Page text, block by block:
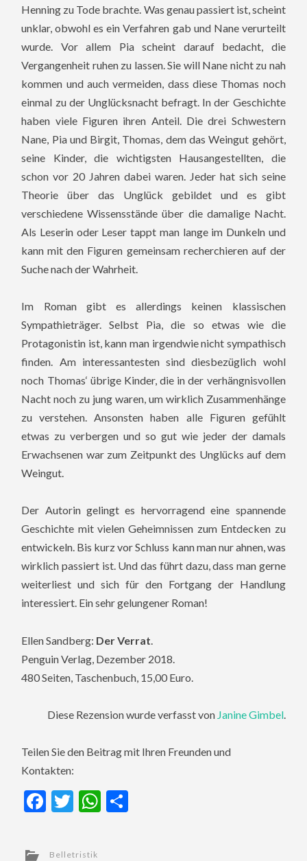
Henning zu Tode brachte. Was genau passiert ist, scheint
unklar, obwohl es ein Verfahren gab und Nane verurteilt
wurde. Vor allem Pia scheint darauf bedacht, die
Vergangenheit ruhen zu lassen. Sie will Nane nicht zu nah
kommen und auch vermeiden, dass diese Thomas noch
einmal zu der Unglücksnacht befragt. In der Geschichte
haben viele Figuren ihren Anteil. Die drei Schwestern
Nane, Pia und Birgit, Thomas, dem das Weingut gehört,
seine Kinder, die wichtigsten Hausangestellten, die
schon vor 20 Jahren dabei waren. Jeder hat sich seine
Theorie über das Unglück gebildet und es gibt
verschiedene Wissensstände über die damalige Nacht.
Als Leserin oder Leser tappt man lange im Dunkeln und
kann mit den Figuren gemeinsam recherchieren auf der
Suche nach der Wahrheit.
Im Roman gibt es allerdings keinen klassischen
Sympathieträger. Selbst Pia, die so etwas wie die
Protagonistin ist, kann man irgendwie nicht sympathisch
finden. Am interessantesten sind diesbezüglich wohl
noch Thomas‘ übrige Kinder, die in der verhängnisvollen
Nacht noch zu jung waren, um wirklich Zusammenhänge
zu verstehen. Ansonsten haben alle Figuren gefühlt
etwas zu verbergen und so gut wie jeder der damals
Erwachsenen war zum Zeitpunkt des Unglücks auf dem
Weingut.
Der Autorin gelingt es hervorragend eine spannende
Geschichte mit vielen Geheimnissen zum Entdecken zu
entwickeln. Bis kurz vor Schluss kann man nur ahnen, was
wirklich passiert ist. Und das führt dazu, dass man gerne
weiterliest und sich für den Fortgang der Handlung
interessiert. Ein sehr gelungener Roman!
Ellen Sandberg: Der Verrat
Penguin Verlag, Dezember 2018.
480 Seiten, Taschenbuch, 15,00 Euro.
Diese Rezension wurde verfasst von Janine Gimbel.
Teilen Sie den Beitrag mit Ihren Freunden und
Kontakten:
Facebook
TwitterWhatsApp
Belletristik